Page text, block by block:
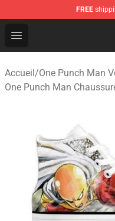
FREE
Open menu
Oppai Store -
Accueil/One Punch Man
One Punch Man